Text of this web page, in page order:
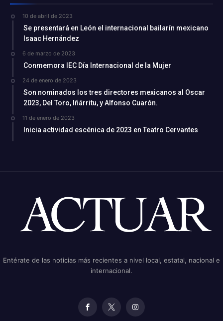
10 de abril de 2023
Se presentará en León el internacional bailarín mexicano
Isaac Hernández
6 de marzo de 2023
Conmemora IEC Día Internacional de la Mujer
24 de enero de 2023
Son nominados los tres directores mexicanos al Oscar
2023, Del Toro, Iñárritu, y Alfonso Cuarón.
11 de enero de 2023
Inicia actividad escénica de 2023 en Teatro Cervantes
Entérate de las noticias más recientes a nivel local, estatal, nacional e
internacional.